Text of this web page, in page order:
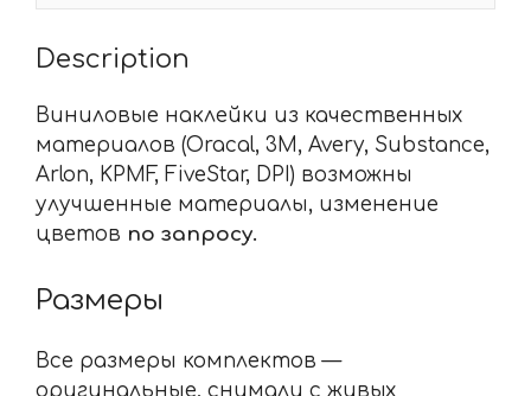
Description
Виниловые наклейки из качественных
материалов (Oracal, 3M, Avery, Substance,
Arlon, KPMF, FiveStar, DPI) возможны
улучшенные материалы, изменение
цветов по запросу.
Размеры
Все размеры комплектов —
оригинальные, снимали с живых